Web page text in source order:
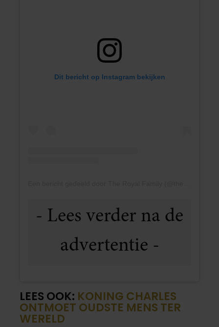
Dit bericht op Instagram bekijken
LEES OOK: KONING CHARLES
ONTMOET OUDSTE MENS TER
WERELD